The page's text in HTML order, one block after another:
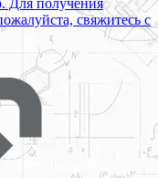
Для получения
свяжитесь с